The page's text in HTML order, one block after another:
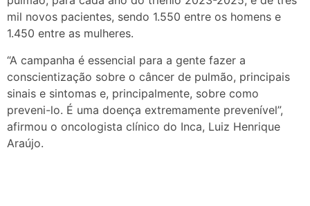
mil novos pacientes, sendo 1.550 entre os homens e
1.450 entre as mulheres.
“A campanha é essencial para a gente fazer a
conscientização sobre o câncer de pulmão, principais
sinais e sintomas e, principalmente, sobre como
preveni-lo. É uma doença extremamente prevenível”,
afirmou o oncologista clínico do Inca, Luiz Henrique
Araújo.